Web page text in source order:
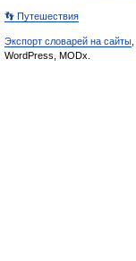
👣 Путешествия
Экспорт словарей на сайты
WordPress, MODx.